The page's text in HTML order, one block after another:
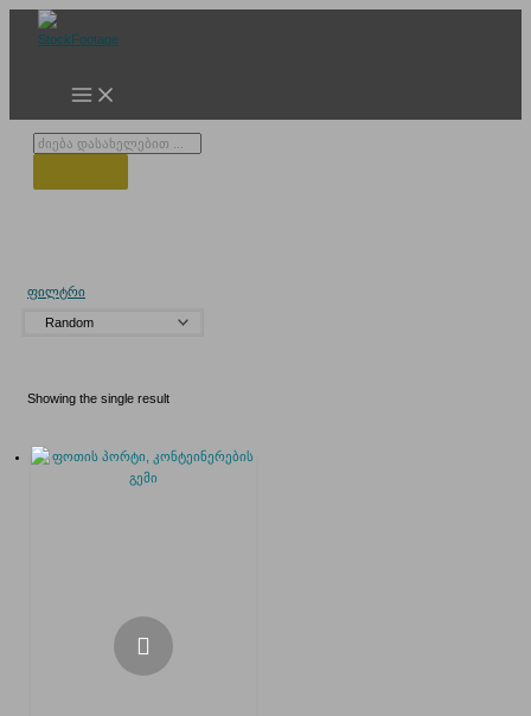
Products
ფილტრი
Showing the single result